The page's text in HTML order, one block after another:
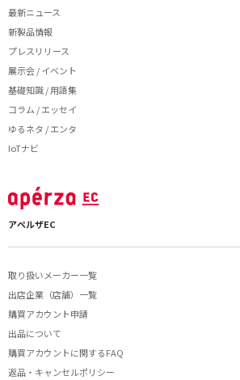
最新ニュース
新製品情報
プレスリリース
展示会 / イベント
基礎知識 / 用語集
コラム / エッセイ
ゆるネタ / エンタ
IoTナビ
アペルザEC
取り扱いメーカー一覧
出店企業（店舗）一覧
購買アカウント申請
出品について
購買アカウントに関するFAQ
返品・キャンセルポリシー